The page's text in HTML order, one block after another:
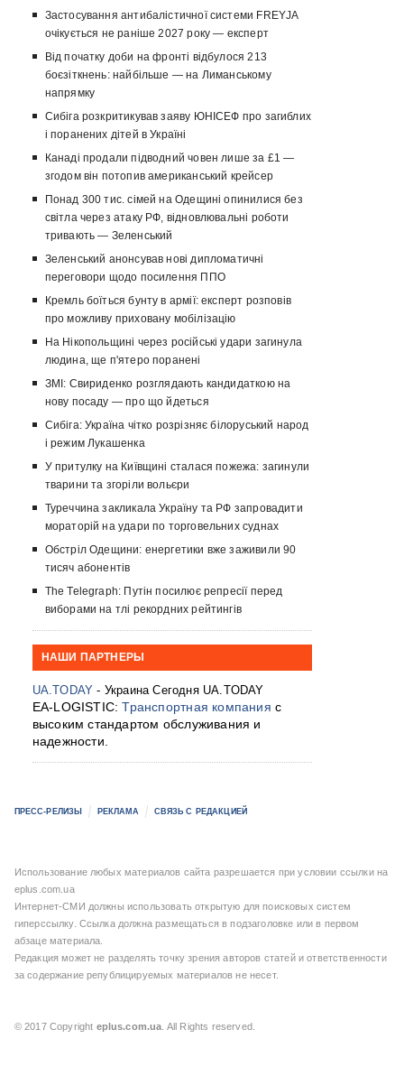
Застосування антибалістичної системи FREYJA
очікується не раніше 2027 року — експерт
Від початку доби на фронті відбулося 213
боєзіткнень: найбільше — на Лиманському
напрямку
Сибіга розкритикував заяву ЮНІСЕФ про загиблих
і поранених дітей в Україні
Канаді продали підводний човен лише за £1 —
згодом він потопив американський крейсер
Понад 300 тис. сімей на Одещині опинилися без
світла через атаку РФ, відновлювальні роботи
тривають — Зеленський
Зеленський анонсував нові дипломатичні
переговори щодо посилення ППО
Кремль боїться бунту в армії: експерт розповів
про можливу приховану мобілізацію
На Нікопольщині через російські удари загинула
людина, ще п'ятеро поранені
ЗМІ: Свириденко розглядають кандидаткою на
нову посаду — про що йдеться
Сибіга: Україна чітко розрізняє білоруський народ
і режим Лукашенка
У притулку на Київщині сталася пожежа: загинули
тварини та згоріли вольєри
Туреччина закликала Україну та РФ запровадити
мораторій на удари по торговельних суднах
Обстріл Одещини: енергетики вже заживили 90
тисяч абонентів
The Telegraph: Путін посилює репресії перед
виборами на тлі рекордних рейтингів
НАШИ ПАРТНЕРЫ
UA.TODAY - Украина Сегодня UA.TODAY
EA-LOGISTIC:Транспортная компания с
высоким стандартом обслуживания и
надежности.
ПРЕСС-РЕЛИЗЫ РЕКЛАМА СВЯЗЬ С РЕДАКЦИЕЙ
Использование любых материалов сайта разрешается при условии ссылки на
eplus.com.ua
Интернет-СМИ должны использовать открытую для поисковых систем
гиперссылку. Ссылка должна размещаться в подзаголовке или в первом
абзаце материала.
Редакция может не разделять точку зрения авторов статей и ответственности
за содержание републицируемых материалов не несет.
© 2017 Copyright eplus.com.ua . All Rights reserved.